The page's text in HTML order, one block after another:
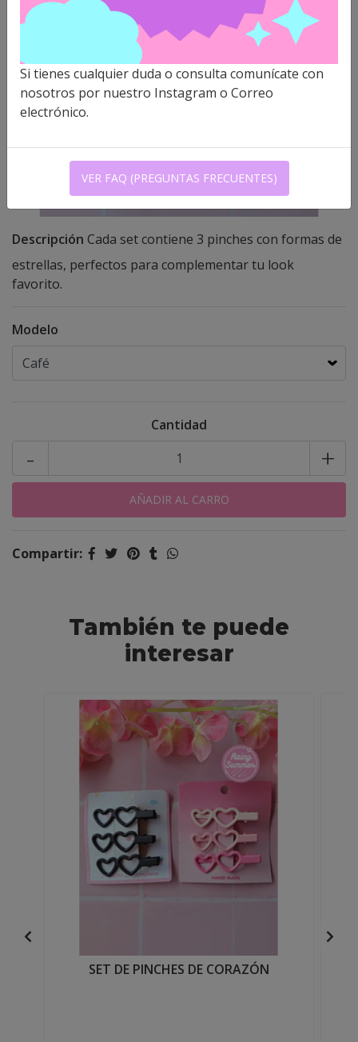
Descripción Cada set contiene 3 pinches con formas de
estrellas, perfectos para complementar tu look
favorito.
Modelo
Cantidad
+
-
Compartir:
También te puede
interesar
SET DE PINCHES DE CORAZÓN
Si tienes cualquier duda o consulta comunícate con
nosotros por nuestro Instagram o Correo
electrónico.
VER FAQ (PREGUNTAS FRECUENTES)